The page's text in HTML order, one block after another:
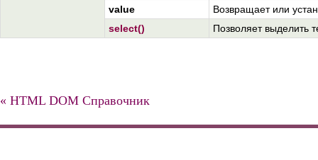
value
Возвращает или
select()
Позволяет выделить
« HTML DOM Справочник